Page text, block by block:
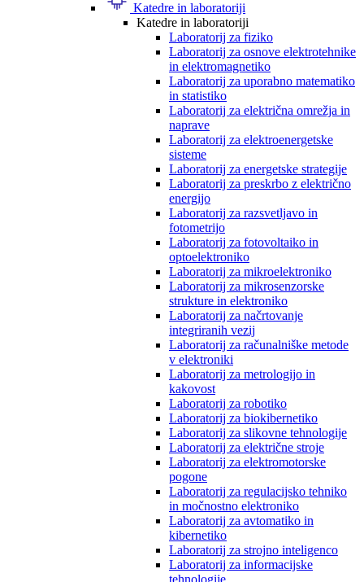
Katedre in laboratoriji
Katedre in laboratoriji
Laboratorij za fiziko
Laboratorij za osnove elektrotehnike
in elektromagnetiko
Laboratorij za uporabno matematiko
in statistiko
Laboratorij za električna omrežja in
naprave
Laboratorij za elektroenergetske
sisteme
Laboratorij za energetske strategije
Laboratorij za preskrbo z električno
energijo
Laboratorij za razsvetljavo in
fotometrijo
Laboratorij za fotovoltaiko in
optoelektroniko
Laboratorij za mikroelektroniko
Laboratorij za mikrosenzorske
strukture in elektroniko
Laboratorij za načrtovanje
integriranih vezij
Laboratorij za računalniške metode
v elektroniki
Laboratorij za metrologijo in
kakovost
Laboratorij za robotiko
Laboratorij za biokibernetiko
Laboratorij za slikovne tehnologije
Laboratorij za električne stroje
Laboratorij za elektromotorske
pogone
Laboratorij za regulacijsko tehniko
in močnostno elektroniko
Laboratorij za avtomatiko in
kibernetiko
Laboratorij za strojno inteligenco
Laboratorij za informacijske
tehnologije